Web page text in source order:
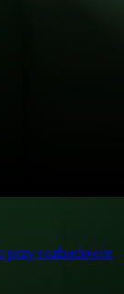
przy rozbudowie